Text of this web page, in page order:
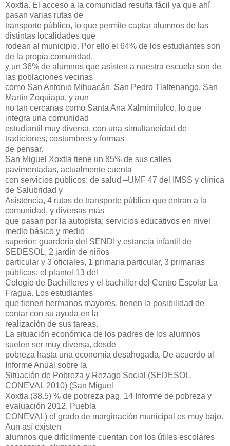
Xoxtla. El acceso a la comunidad resulta fácil ya que ahí
pasan varias rutas de
transporte público, lo que permite captar alumnos de las
distintas localidades que
rodean al municipio. Por ello el 64% de los estudiantes son
de la propia comunidad,
y un 36% de alumnos que asisten a nuestra escuela son de
las poblaciones vecinas
como San Antonio Mihuacán, San Pedro Tlaltenango, San
Martín Zoquiapa, y aun
no tan cercanas como Santa Ana Xalmimilulco, lo que
integra una comunidad
estudiantil muy diversa, con una simultaneidad de
tradiciones, costumbres y formas
de pensar.
San Miguel Xoxtla tiene un 85% de sus calles
pavimentadas, actualmente cuenta
con servicios públicos: de salud –UMF 47 del IMSS y clínica
de Salubridad y
Asistencia, 4 rutas de transporte público que entran a la
comunidad, y diversas más
que pasan por la autopista; servicios educativos en nivel
medio básico y medio
superior: guardería del SENDI y estancia infantil de
SEDESOL, 2 jardín de niños
particular y 3 oficiales, 1 primaria particular, 3 primarias
públicas; el plantel 13 del
Colegio de Bachilleres y el bachiller del Centro Escolar La
Fragua. Los estudiantes
que tienen hermanos mayores, tienen la posibilidad de
contar con su ayuda en la
realización de sus tareas.
La situación económica de los padres de los alumnos
suelen ser muy diversa, desde
pobreza hasta una economía desahogada. De acuerdo al
Informe Anual sobre la
Situación de Pobreza y Rezago Social (SEDESOL,
CONEVAL 2010) (San Miguel
Xoxtla (38.5) % de pobreza pag. 14 Informe de pobreza y
evaluación 2012, Puebla
CONEVAL) el grado de marginación municipal es muy bajo.
Aun así existen
alumnos que difícilmente cuentan con los útiles escolares